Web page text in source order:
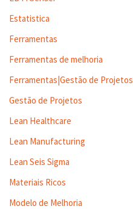
Estatistica
Ferramentas
Ferramentas de melhoria
Ferramentas|Gestão de Projetos
Gestão de Projetos
Lean Healthcare
Lean Manufacturing
Lean Seis Sigma
Materiais Ricos
Modelo de Melhoria